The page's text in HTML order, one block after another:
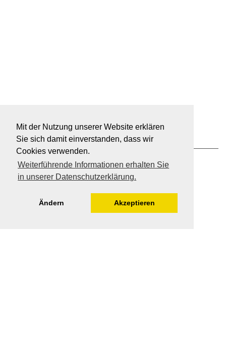
Mit der Nutzung unserer Website erklären
Sie sich damit einverstanden, dass wir
Cookies verwenden.
Weiterführende Informationen erhalten Sie
in unserer Datenschutzerklärung.
Ändern Akzeptieren